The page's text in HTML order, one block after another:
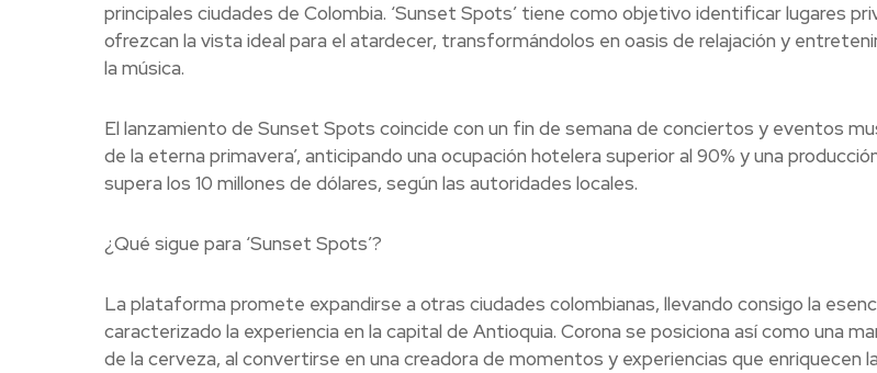
principales ciudades de Colombia. ‘Sunset Spots’ tiene como objetivo identificar lugares
ofrezcan la vista ideal para el atardecer, transformándolos en oasis de relajación y
la música.
El lanzamiento de Sunset Spots coincide con un fin de semana de conciertos y eventos
de la eterna primavera’, anticipando una ocupación hotelera superior al 90% y una
supera los 10 millones de dólares, según las autoridades locales.
¿Qué sigue para ‘Sunset Spots’?
La plataforma promete expandirse a otras ciudades colombianas, llevando consigo la
caracterizado la experiencia en la capital de Antioquia. Corona se posiciona así como una
de la cerveza, al convertirse en una creadora de momentos y experiencias que enriquecen